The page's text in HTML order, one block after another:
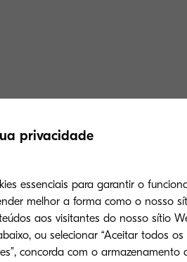
privacidade
essenciais para garantir o
melhor a forma como o nosso
aos visitantes do nosso sítio
ou selecionar “Aceitar todos
concorda com o armazenamento